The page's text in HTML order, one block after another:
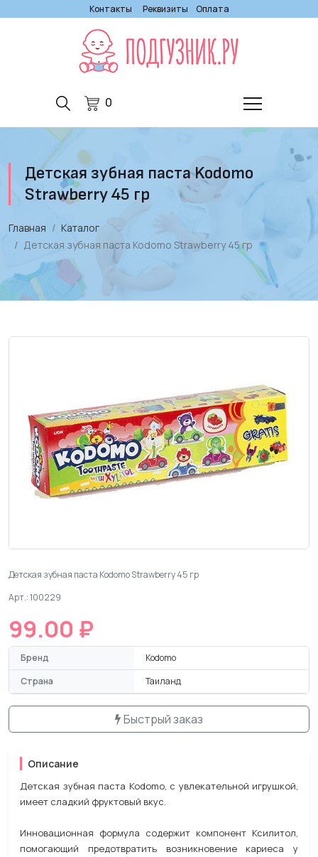
Контакты Реквизиты Оплата
0
Детская зубная паста Kodomo
Strawberry 45 гр
Главная
Каталог
Детская зубная паста Kodomo Strawberry 45 гр
Детская зубная паста Kodomo Strawberry 45 гр
Арт.: 100229
99.00 ₽
Бренд
Kodomo
Страна
Таиланд
Быстрый заказ
Описание
Детская зубная паста Kodomo, с увлекательной игрушкой,
имеет сладкий фруктовый вкус.
Инновационная формула содержит компонент Ксилитол,
помогающий предотвратить возникновение кариеса у